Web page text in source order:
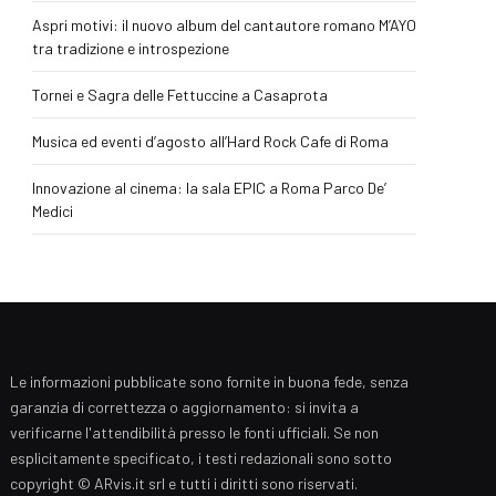
Aspri motivi: il nuovo album del cantautore romano M’AYO
tra tradizione e introspezione
Tornei e Sagra delle Fettuccine a Casaprota
Musica ed eventi d’agosto all’Hard Rock Cafe di Roma
Innovazione al cinema: la sala EPIC a Roma Parco De’
Medici
Le informazioni pubblicate sono fornite in buona fede, senza
garanzia di correttezza o aggiornamento: si invita a
verificarne l'attendibilità presso le fonti ufficiali. Se non
esplicitamente specificato, i testi redazionali sono sotto
copyright © ARvis.it srl e tutti i diritti sono riservati.